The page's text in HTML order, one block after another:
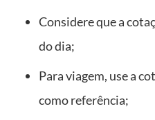
Considere que a
do dia;
Para viagem, use a
como referência;